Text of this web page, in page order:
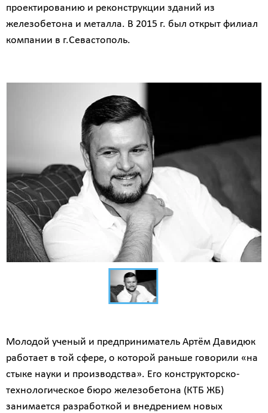
проектированию и реконструкции зданий из
железобетона и металла. В 2015 г. был открыт филиал
компании в г.Севастополь.
Молодой ученый и предприниматель Артём Давидюк
работает в той сфере, о которой раньше говорили «на
стыке науки и производства». Его конструкторско-
технологическое бюро железобетона (КТБ ЖБ)
занимается разработкой и внедрением новых